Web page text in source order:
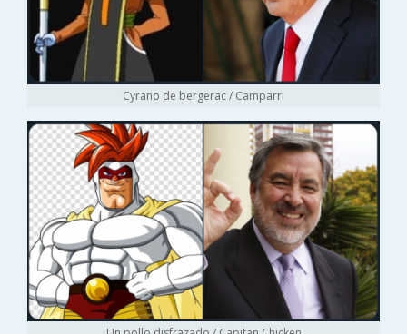
Cyrano de bergerac / Camparri